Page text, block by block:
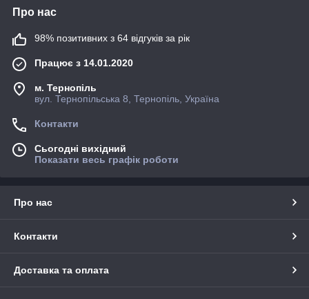
Про нас
98% позитивних з 64 відгуків за рік
Працює з 14.01.2020
м. Тернопіль
вул. Тернопільська 8, Тернопіль, Україна
Контакти
Сьогодні вихідний
Показати весь графік роботи
Про нас
Контакти
Доставка та оплата